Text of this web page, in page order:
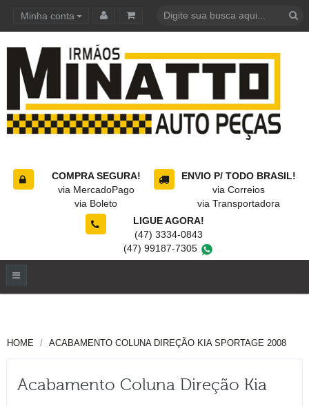
Minha conta
COMPRA SEGURA!
via MercadoPago
via Boleto
ENVIO P/ TODO BRASIL!
via Correios
via Transportadora
LIGUE AGORA!
(47) 3334-0843
(47) 99187-7305
HOME ACABAMENTO COLUNA DIREÇÃO KIA SPORTAGE 2008
Acabamento Coluna Direção Kia